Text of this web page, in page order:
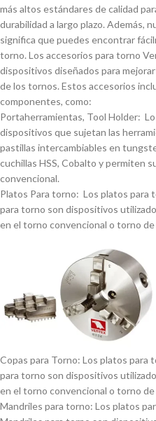
más altos estándares de calidad
durabilidad a largo plazo. Además,
significa que puedes encontrar
torno. Los accesorios para torno
dispositivos diseñados para
de los tornos. Estos accesorios
componentes, como:
Portaherramientas, Tool Holder:
dispositivos que sujetan las
pastillas intercambiables en
cuchillas HSS, Cobalto y permiten
convencional.
Platos Para torno: Los platos para
para torno son dispositivos
en el torno convencional o torno
Copas para Torno: Los platos para
para torno son dispositivos
en el torno convencional o torno
Mandriles para torno: Los platos